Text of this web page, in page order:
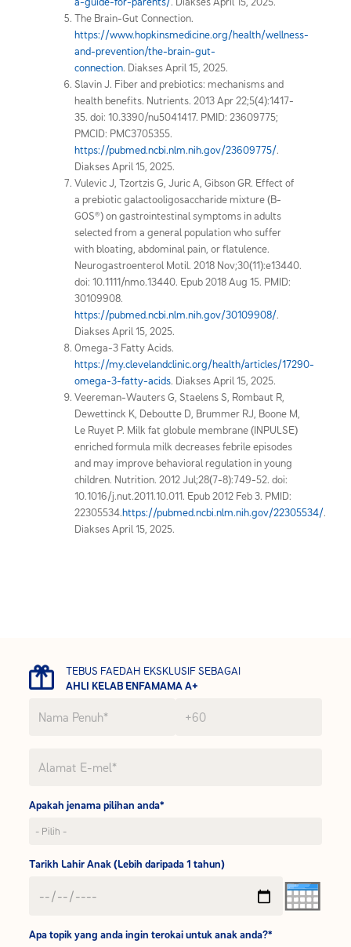
The Brain-Gut Connection.
https://www.hopkinsmedicine.org/health/wellness-
and-prevention/the-brain-gut-
connection. Diakses April 15, 2025.
Slavin J. Fiber and prebiotics: mechanisms and
health benefits. Nutrients. 2013 Apr 22;5(4):1417-
35. doi: 10.3390/nu5041417. PMID: 23609775;
PMCID: PMC3705355.
https://pubmed.ncbi.nlm.nih.gov/23609775/.
Diakses April 15, 2025.
Vulevic J, Tzortzis G, Juric A, Gibson GR. Effect of
a prebiotic galactooligosaccharide mixture (B-
GOS®) on gastrointestinal symptoms in adults
selected from a general population who suffer
with bloating, abdominal pain, or flatulence.
Neurogastroenterol Motil. 2018 Nov;30(11):e13440.
doi: 10.1111/nmo.13440. Epub 2018 Aug 15. PMID:
30109908.
https://pubmed.ncbi.nlm.nih.gov/30109908/.
Diakses April 15, 2025.
Omega-3 Fatty Acids.
https://my.clevelandclinic.org/health/articles/17290-
omega-3-fatty-acids. Diakses April 15, 2025.
Veereman-Wauters G, Staelens S, Rombaut R,
Dewettinck K, Deboutte D, Brummer RJ, Boone M,
Le Ruyet P. Milk fat globule membrane (INPULSE)
enriched formula milk decreases febrile episodes
and may improve behavioral regulation in young
children. Nutrition. 2012 Jul;28(7-8):749-52. doi:
10.1016/j.nut.2011.10.011. Epub 2012 Feb 3. PMID:
22305534.https://pubmed.ncbi.nlm.nih.gov/22305534/.
Diakses April 15, 2025.
TEBUS FAEDAH EKSKLUSIF SEBAGAI
AHLI KELAB ENFAMAMA A+
Apakah jenama pilihan anda*
Tarikh Lahir Anak (Lebih daripada 1 tahun)
Apa topik yang anda ingin terokai untuk anak anda?*